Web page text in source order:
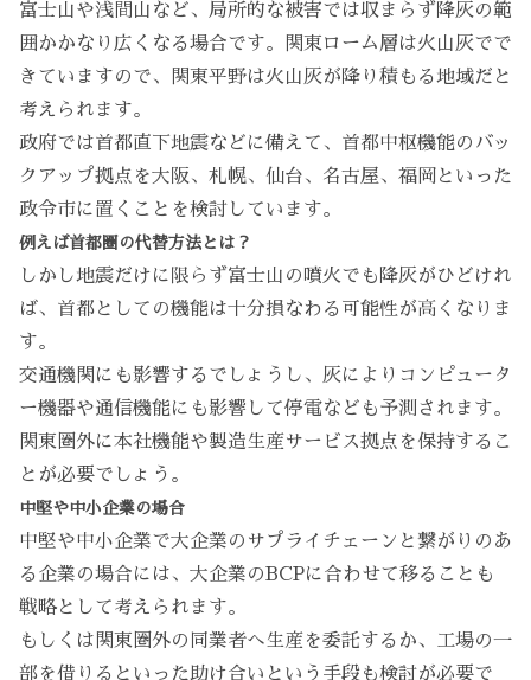
富士山や浅間山など、局所的な被害では収まらず降灰の範
囲かかなり広くなる場合です。関東ローム層は火山灰でで
きていますので、関東平野は火山灰が降り積もる地域だと
考えられます。
政府では首都直下地震などに備えて、首都中枢機能のバッ
クアップ拠点を大阪、札幌、仙台、名古屋、福岡といった
政令市に置くことを検討しています。
例えば首都圏の代替方法とは？
しかし地震だけに限らず富士山の噴火でも降灰がひどけれ
ば、首都としての機能は十分損なわる可能性が高くなりま
す。
交通機関にも影響するでしょうし、灰によりコンピュータ
ー機器や通信機能にも影響して停電なども予測されます。
関東圏外に本社機能や製造生産サービス拠点を保持するこ
とが必要でしょう。
中堅や中小企業の場合
中堅や中小企業で大企業のサプライチェーンと繋がりのあ
る企業の場合には、大企業のBCPに合わせて移ることも
戦略として考えられます。
もしくは関東圏外の同業者へ生産を委託するか、工場の一
部を借りるといった助け合いという手段も検討が必要で